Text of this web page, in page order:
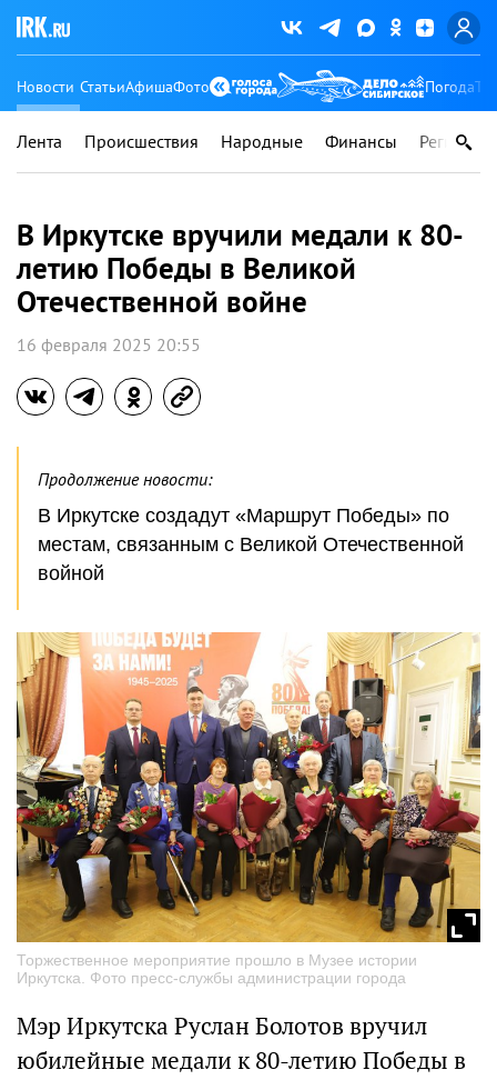
Новости СтатьиАфишаФото Погода
Лента Происшествия Народные Финансы Регионы
В Иркутске вручили медали к 80-
летию Победы в Великой
Отечественной войне
16 февраля 2025 20:55
Продолжение новости:
В Иркутске создадут «Маршрут Победы» по
местам, связанным с Великой Отечественной
войной
Торжественное мероприятие прошло в Музее истории
Иркутска. Фото пресс-службы администрации города
Мэр Иркутска Руслан Болотов вручил
юбилейные медали к 80-летию Победы в